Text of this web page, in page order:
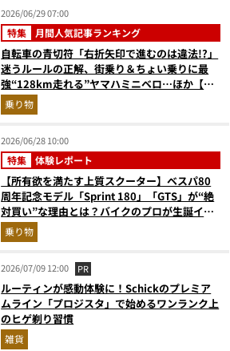
2026/06/29 07:00
特集 月間人気記事ランキング
自転車の青切符「右折矢印で進むのは違法!?」
迷うルールの正解、街乗り＆ちょい乗りに最
強“128km走れる”ヤマハミニベロ…ほか【自
転車の人気記事ランキングベスト3】（2026年
5月版）
乗り物
2026/06/28 10:00
特集 体験レポート
【所有欲を満たす上質スクーター】ベスパ80
周年記念モデル「Sprint 180」「GTS」が“絶
対買い”な理由とは？バイクのプロが生誕イベ
ントから実車レビュー！
乗り物
2026/07/09 12:00 PR
ルーティンが感動体験に！Schickのプレミア
ムライン「プロジスタ」で始めるワンランク上
のヒゲ剃り習慣
雑貨